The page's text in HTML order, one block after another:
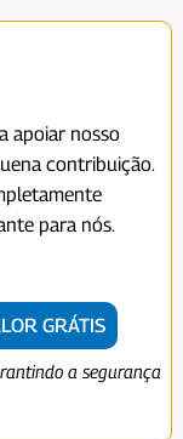
apoiar nosso
contribuição.
para nós.
GRÁTIS
a segurança